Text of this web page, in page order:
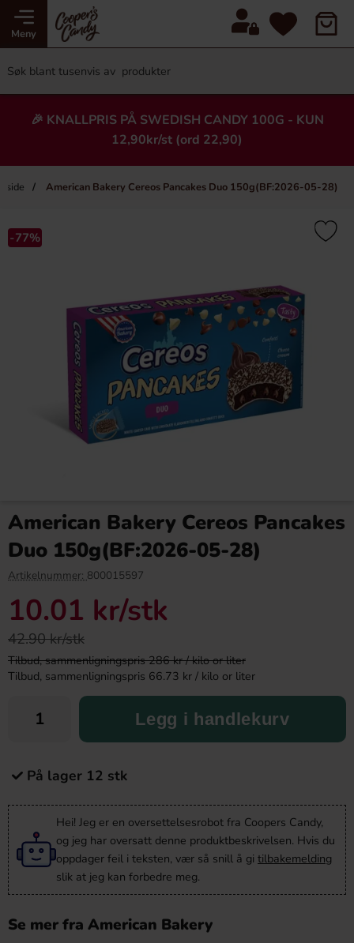
Meny
🎉 KNALLPRIS PÅ SWEDISH CANDY 100G - KUN
12,90kr/st (ord 22,90)
American Bakery Cereos Pancakes Duo 150g(BF:2026-05-28)
×
Chocolate & Red Cherry 280g
Köp
Ny!
Dough Bites 88g
-77%
American Bakery Cereos Pancakes
Duo 150g(BF:2026-05-28)
Artikelnummer: 800015597
10.01 kr/stk
42.90 kr/stk
Tilbud, sammenligningspris 286 kr / kilo or liter
Tilbud, sammenligningspris 66.73 kr / kilo or liter
Legg i handlekurv
På lager 12 stk
Hei! Jeg er en oversettelsesrobot fra Coopers Candy,
og jeg har oversatt denne produktbeskrivelsen. Hvis du
oppdager feil i teksten, vær så snill å gi tilbakemelding
slik at jeg kan forbedre meg.
Se mer fra American Bakery